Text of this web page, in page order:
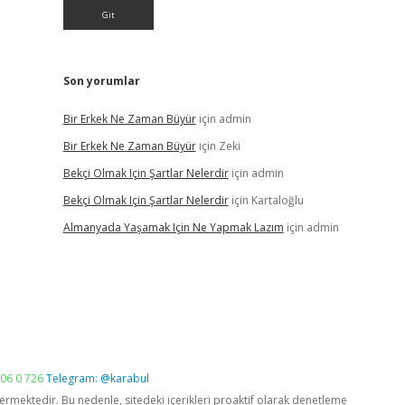
Son yorumlar
Bir Erkek Ne Zaman Büyüriçin admin
Bir Erkek Ne Zaman Büyüriçin Zeki
Bekçi Olmak Için Şartlar Nelerdiriçin admin
Bekçi Olmak Için Şartlar Nelerdiriçin Kartaloğlu
Almanyada Yaşamak Için Ne Yapmak Lazım için admin
0 726Telegram: @karabul
Bu nedenle, sitedeki içerikleri proaktif olarak denetleme